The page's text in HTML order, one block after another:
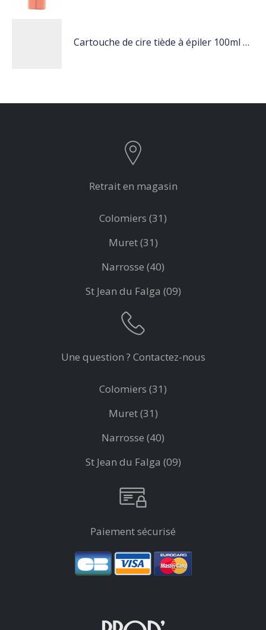
Cartouche de cire tiède à épiler 100ml blanc
Retrait en magasin
Colomiers (31)
Muret (31)
Narrosse (40)
St Jean du Falga (09)
Une question ? Contactez-nous
Colomiers (31)
Muret (31)
Narrosse (40)
St Jean du Falga (09)
Paiement sécurisé